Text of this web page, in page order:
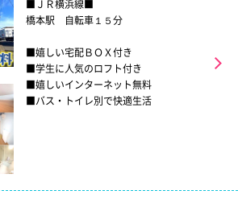
■ＪＲ横浜線■
橋本駅 自転車１５分
■嬉しい宅配ＢＯＸ付き
■学生に人気のロフト付き
■嬉しいインターネット無料
■バス・トイレ別で快適生活